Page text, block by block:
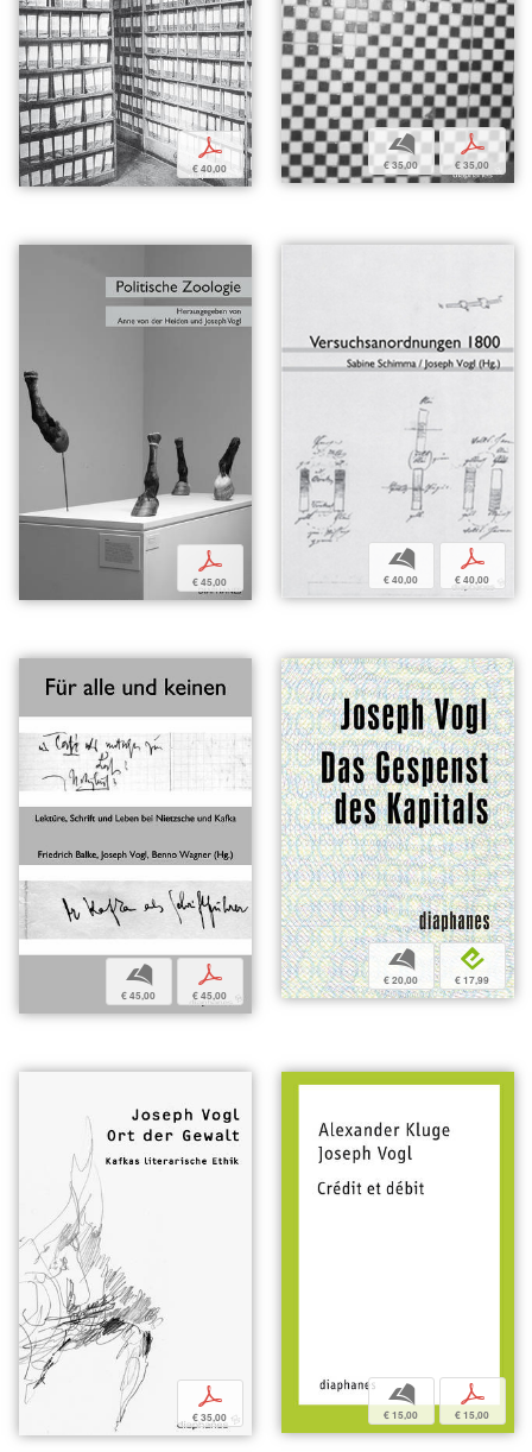
p
€ 40,00
b
€ 35,00
p
€ 35,00
p
€ 45,00
b
€ 40,00
p
€ 40,00
b
€ 45,00
p
€ 45,00
b
€ 20,00
e
€ 17,99
p
€ 35,00
b
€ 15,00
p
€ 15,00